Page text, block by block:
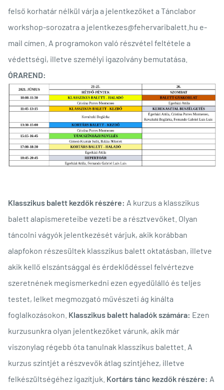
felső korhatár nélkül várja a jelentkezőket a Tánclabor
workshop-sorozatra a jelentkezes@fehervaribalett.hu e-
mail címen. A programokon való részvétel feltétele a
védettségi, illetve személyi igazolvány bemutatása.
ÓRAREND:
Klasszikus balett kezdők részére: A kurzus a klasszikus
balett alapismereteibe vezeti be a résztvevőket. Olyan
táncolni vágyók jelentkezését várjuk, akik korábban
alapfokon részesültek klasszikus balett oktatásban, illetve
akik kellő elszántsággal és érdeklődéssel felvértezve
szeretnének megismerkedni ezen egyedülálló és teljes
testet, lelket megmozgató művészeti ág kínálta
foglalkozásokon. Klasszikus balett haladók számára: Ezen
kurzusunkra olyan jelentkezőket várunk, akik már
viszonylag régebb óta tanulnak klasszikus balettet. A
kurzus szintjét a részvevők átlag szintjéhez, illetve
felkészültségéhez igazítjuk. Kortárs tánc kezdők részére: A